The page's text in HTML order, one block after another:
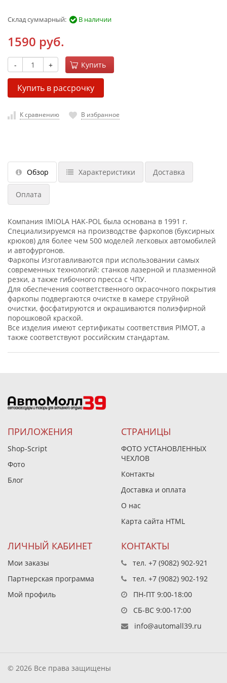
Склад суммарный: В наличии
1590 руб.
- + Купить
Купить в рассрочку
К сравнению В избранное
Обзор Характеристики Доставка
Оплата
Компания IMIOLA HAK-POL была основана в 1991 г.
Специализируемся на производстве фаркопов (буксирных
крюков) для более чем 500 моделей легковых автомобилей
и автофургонов.
Фаркопы Изготавливаются при использовании самых
современных технологий: станков лазерной и плазменной
резки, а также гибочного пресса с ЧПУ.
Для обеспечения соответственного окрасочного покрытия
фаркопы подвергаются очистке в камере струйной
очистки, фосфатируются и окрашиваются полиэфирной
порошковой краской.
Все изделия имеют сертификаты соответствия PIMOT, а
также соответствуют российским стандартам.
ПРИЛОЖЕНИЯ
Shop-Script
Фото
Блог
СТРАНИЦЫ
ФОТО УСТАНОВЛЕННЫХ
ЧЕХЛОВ
Контакты
Доставка и оплата
О нас
Карта сайта HTML
ЛИЧНЫЙ КАБИНЕТ
Мои заказы
Партнерская программа
Мой профиль
КОНТАКТЫ
тел. +7 (9082) 902-921
тел. +7 (9082) 902-192
ПН-ПТ 9:00-18:00
СБ-ВС 9:00-17:00
info@automall39.ru
© 2026 Все права защищены